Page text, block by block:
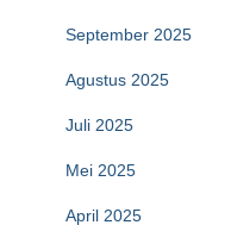
September 2025
Agustus 2025
Juli 2025
Mei 2025
April 2025